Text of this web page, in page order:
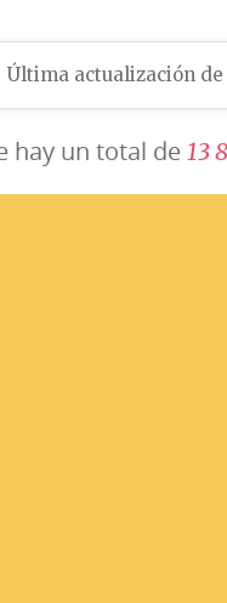
Última actualización
hay un total de 138